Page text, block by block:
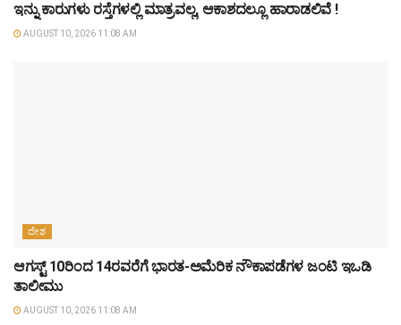
ಇನ್ನು ಕಾರುಗಳು ರಸ್ತೆಗಳಲ್ಲಿ ಮಾತ್ರವಲ್ಲ, ಆಕಾಶದಲ್ಲೂ ಹಾರಾಡಲಿವೆ !
AUGUST 10, 2026 11:08 AM
ದೇಶ
ಆಗಸ್ಟ್ 10ರಿಂದ 14ರವರೆಗೆ ಭಾರತ-ಅಮೆರಿಕ ನೌಕಾಪಡೆಗಳ ಜಂಟಿ ಇಒಡಿ
ತಾಲೀಮು
AUGUST 10, 2026 11:08 AM